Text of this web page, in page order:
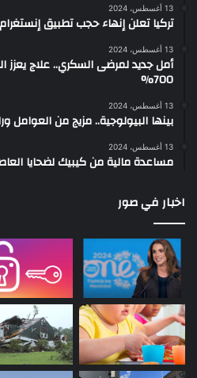
13 أغسطس، 2024
تركيا تعلن إنهاء حجب تطبيق إنستغرام
13 أغسطس، 2024
أمل جديد لمرضى السكري.. علاج يعزز
700%
13 أغسطس، 2024
بينها البيولوجية.. مزيج من
13 أغسطس، 2024
مساعدة مالية من كيبيك لضحايا
اخبار في صور